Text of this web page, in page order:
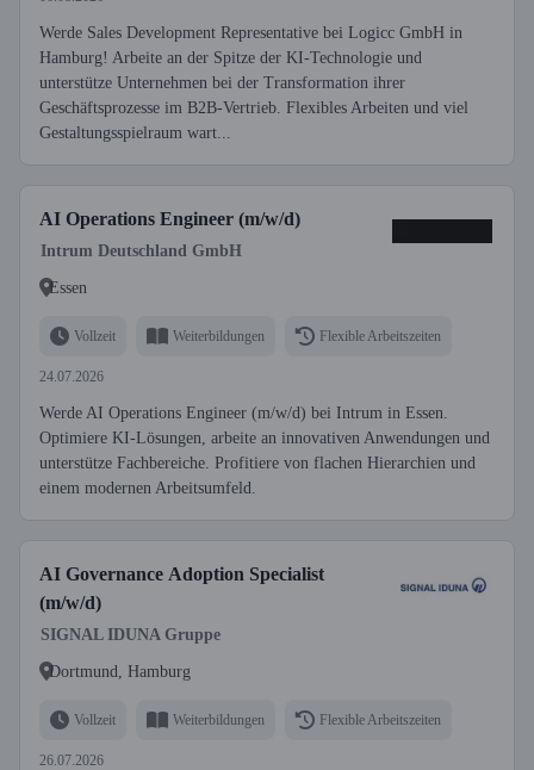
Werde Sales Development Representative bei Logicc GmbH in
Hamburg! Arbeite an der Spitze der KI-Technologie und
unterstütze Unternehmen bei der Transformation ihrer
Geschäftsprozesse im B2B-Vertrieb. Flexibles Arbeiten und viel
Gestaltungsspielraum wart...
AI Operations Engineer (m/w/d)
Intrum Deutschland GmbH
Essen
Vollzeit Weiterbildungen Flexible Arbeitszeiten
24.07.2026
Werde AI Operations Engineer (m/w/d) bei Intrum in Essen.
Optimiere KI-Lösungen, arbeite an innovativen Anwendungen und
unterstütze Fachbereiche. Profitiere von flachen Hierarchien und
einem modernen Arbeitsumfeld.
AI Governance Adoption Specialist
(m/w/d)
SIGNAL IDUNA Gruppe
Dortmund, Hamburg
Vollzeit Weiterbildungen Flexible Arbeitszeiten
26.07.2026